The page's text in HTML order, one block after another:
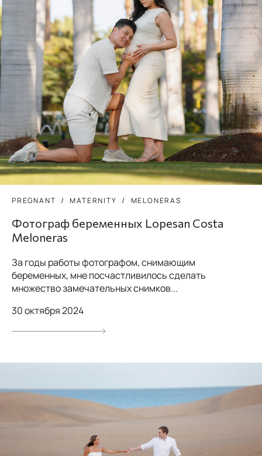
PREGNANT MATERNITY MELONERAS
Фотограф беременных Lopesan Costa
Meloneras
За годы работы фотографом, снимающим
беременных, мне посчастливилось сделать
множество замечательных снимков...
30 октября 2024